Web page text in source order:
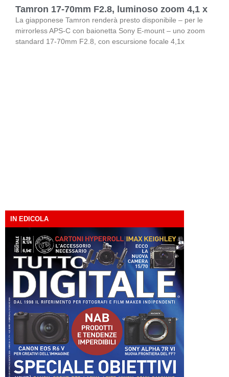
Tamron 17-70mm F2.8, luminoso zoom 4,1 x
La giapponese Tamron renderà presto disponibile – per le
mirrorless APS-C con baionetta Sony E-mount – uno zoom
standard 17-70mm F2.8, con escursione focale 4,1x
IN EDICOLA